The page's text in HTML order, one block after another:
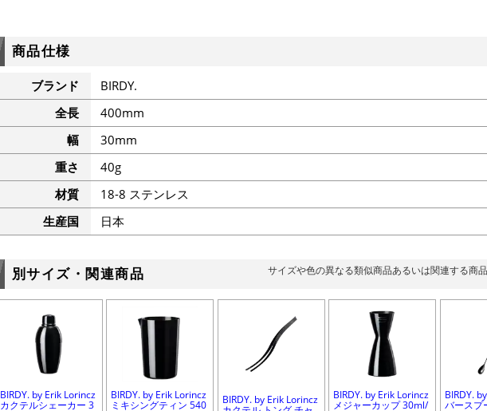
商品仕様
ブランド
BIRDY.
全長
400mm
幅
30mm
重さ
40g
材質
18-8 ステンレス
生産国
日本
別サイズ・関連商品 サイズや色の異なる類似商品あるいは関連する商
BIRDY. by Erik Lorincz
カクテルシェーカー 3
BIRDY. by Erik Lorincz
ミキシングティン 540 BIRDY. by Erik Lorincz BIRDY. by Erik Lorincz
メジャーカップ 30ml/
BIRDY.
バースプ